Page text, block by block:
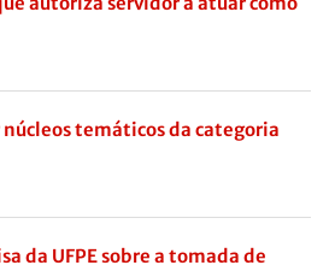
temáticos da categoria
da UFPE sobre a tomada de